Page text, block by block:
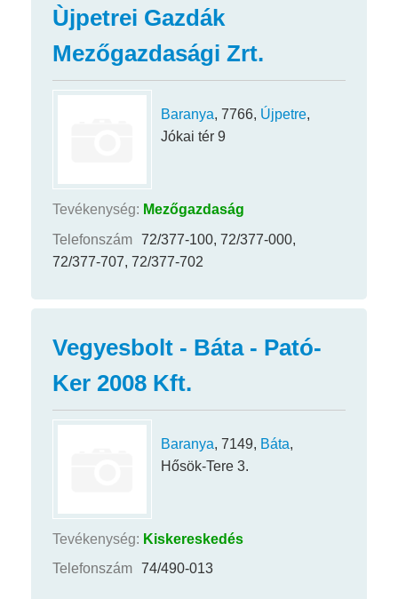
Ùjpetrei Gazdák
Mezőgazdasági Zrt.
Baranya, 7766, Újpetre,
Jókai tér 9
Tevékenység: Mezőgazdaság
Telefonszám 72/377-100, 72/377-000,
72/377-707, 72/377-702
Vegyesbolt - Báta - Pató-
Ker 2008 Kft.
Baranya, 7149, Báta,
Hősök-Tere 3.
Tevékenység: Kiskereskedés
Telefonszám 74/490-013